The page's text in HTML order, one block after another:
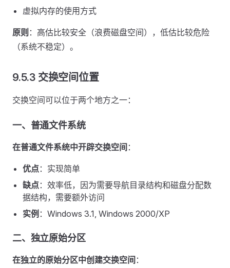
虚拟内存的使用方式
原则 ：高估比较安全（浪费磁盘空间），低估比较危险
（系统不稳定）。
9.5.3 交换空间位置
交换空间可以位于两个地方之一：
一、普通文件系统
在普通文件系统中开辟交换空间 ：
优点：实现简单
缺点：效率低，因为需要导航目录结构和磁盘分配数
据结构，需要额外访问
实例 ：Windows 3.1, Windows 2000/XP
二、独立原始分区
在独立的原始分区中创建交换空间 ：